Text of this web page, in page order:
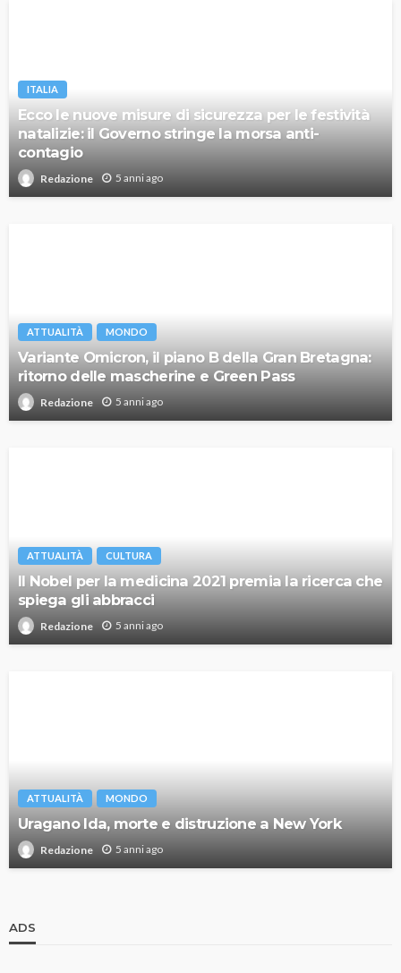
ITALIA
Ecco le nuove misure di sicurezza per le festività
natalizie: il Governo stringe la morsa anti-
contagio
Redazione 5 anni ago
ATTUALITÀ MONDO
Variante Omicron, il piano B della Gran Bretagna:
ritorno delle mascherine e Green Pass
Redazione 5 anni ago
ATTUALITÀ CULTURA
Il Nobel per la medicina 2021 premia la ricerca che
spiega gli abbracci
Redazione 5 anni ago
ATTUALITÀ MONDO
Uragano Ida, morte e distruzione a New York
Redazione 5 anni ago
ADS